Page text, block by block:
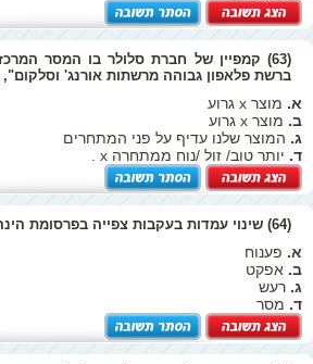
(63) קמפיין של חברת סלולר בו המסר
ברשת פלאפון גבוהה מרשתות אורנג' וסלקום",
א. מוצר x גרוע
ב. מוצר x גרוע
ג. המוצר שלנו עדיף על פני המתחרים
ד. יותר טוב/ זול /נוח ממתחרה x .
(64) שינוי עמדות בעקבות צפייה בפרסומת הינה דוגמא ל
א. פענוח
ב. אפקט
ג. רעש
ד. מסר